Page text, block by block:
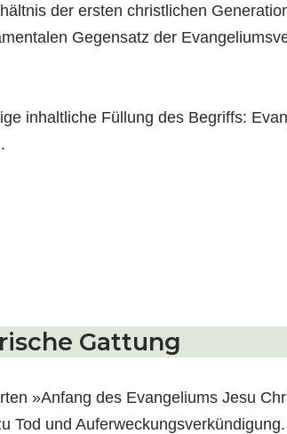
der ersten christlichen
Gegensatz der
inhaltliche Füllung des Begriffs:
Gattung
»Anfang des Evangeliums Jesu
Tod und